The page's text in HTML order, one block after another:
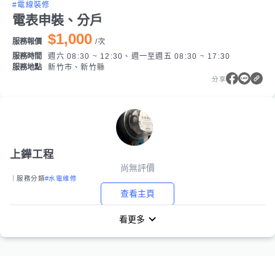
#電線裝修
電表申裝、分戶
服務報價 $1,000 /次
服務時間
週六 08:30 ~ 12:30、週一至週五 08:30 ~ 17:30
服務地點
新竹市、新竹縣
分享
上鏵工程
尚無評價
｜服務分類#水電維修
查看主頁
看更多